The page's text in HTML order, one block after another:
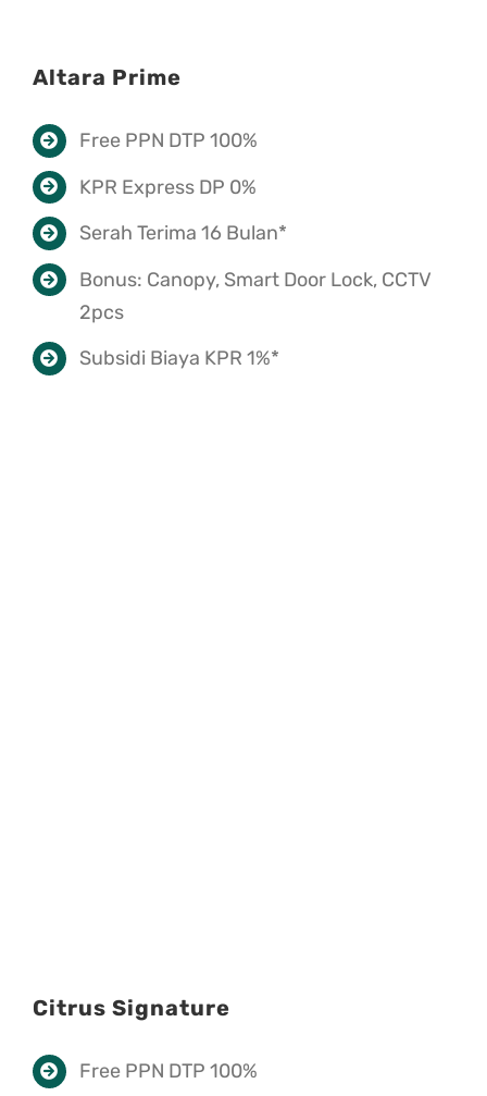
Altara Prime
Free PPN DTP 100%
KPR Express DP 0%
Serah Terima 16 Bulan*
Bonus: Canopy, Smart Door Lock, CCTV
2pcs
Subsidi Biaya KPR 1%*
Citrus Signature
Free PPN DTP 100%